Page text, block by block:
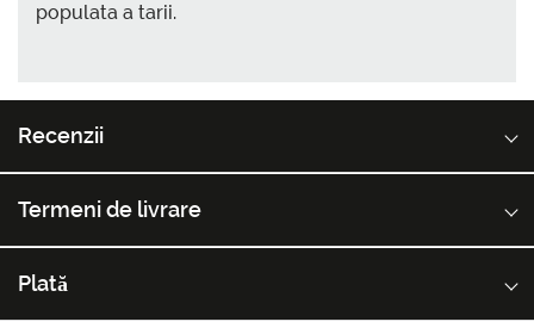
populata a tarii.
Recenzii
Termeni de livrare
Plată